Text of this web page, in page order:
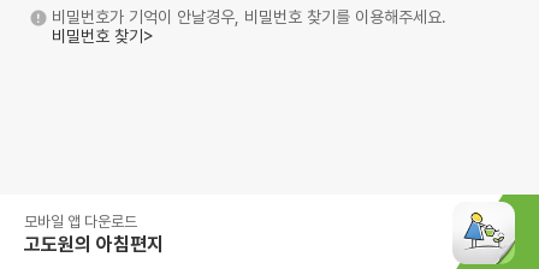
비밀번호가 기억이 안날경우, 비밀번호 찾기를 이용해주세요.
비밀번호 찾기>
모바일 앱 다운로드
고도원의 아침편지